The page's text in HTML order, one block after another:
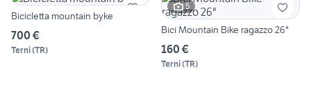
Bicicletta mountain byke
700 €
Terni(TR)
5
Bici Mountain Bike ragazzo 26"
160 €
Terni(TR)